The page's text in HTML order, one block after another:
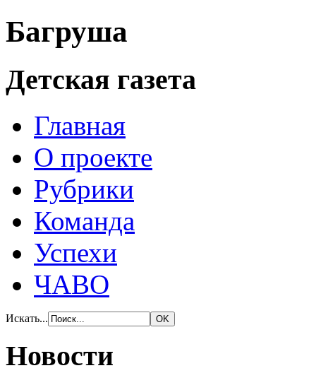
Багруша
Детская газета
Главная
О проекте
Рубрики
Команда
Успехи
ЧАВО
Искать...
Новости